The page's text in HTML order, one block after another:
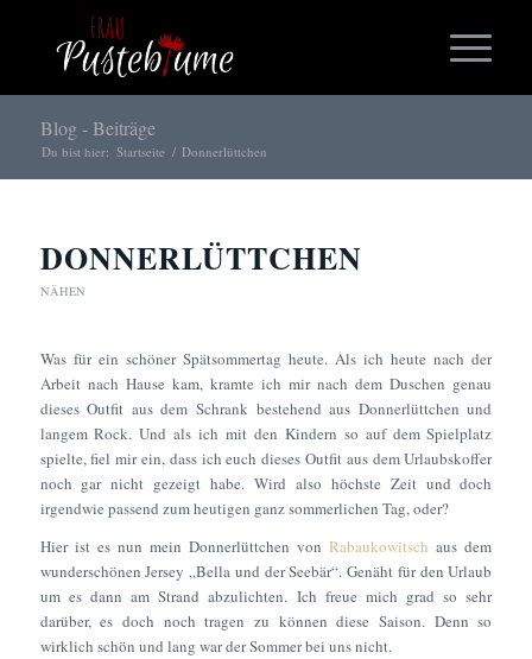
Blog - Beiträge
Du bist hier: Startseite / Donnerlüttchen
DONNERLÜTTCHEN
NÄHEN
Was für ein schöner Spätsommertag heute. Als ich heute nach der
Arbeit nach Hause kam, kramte ich mir nach dem Duschen genau
dieses Outfit aus dem Schrank bestehend aus Donnerlüttchen und
langem Rock. Und als ich mit den Kindern so auf dem Spielplatz
spielte, fiel mir ein, dass ich euch dieses Outfit aus dem Urlaubskoffer
noch gar nicht gezeigt habe. Wird also höchste Zeit und doch
irgendwie passend zum heutigen ganz sommerlichen Tag, oder?
Hier ist es nun mein Donnerlüttchen vonRabaukowitsch aus dem
wunderschönen Jersey „Bella und der Seebär“. Genäht für den Urlaub
um es dann am Strand abzulichten. Ich freue mich grad so sehr
darüber, es doch noch tragen zu können diese Saison. Denn so
wirklich schön und lang war der Sommer bei uns nicht.